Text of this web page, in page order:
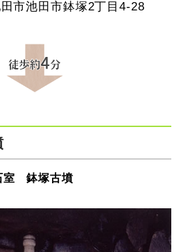
市池田市鉢塚2丁目4-28
室 鉢塚古墳